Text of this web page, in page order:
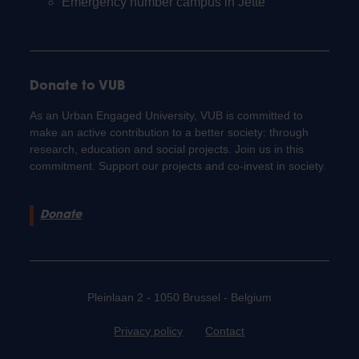
Donate to VUB
As an Urban Engaged University, VUB is committed to
make an active contribution to a better society: through
research, education and social projects. Join us in this
commitment. Support our projects and co-invest in society.
Donate
Pleinlaan 2 - 1050 Brussel - Belgium
Privacy policy Contact